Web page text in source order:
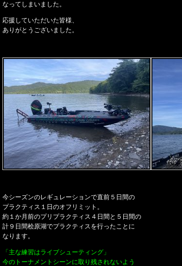
なってしまいました。
応援していただいた皆様、
ありがとうございました。
今シーズンのレギュレーションで直前５日間の
プラクティス１日のオフリミット。
約１か月前のプリプラクティス４日間と５日間の
計９日間桧原湖でプラクティスを行ったことに
なります。
「主な練習はライブシューティング」
今のトーナメントシーンに取り残されないよう